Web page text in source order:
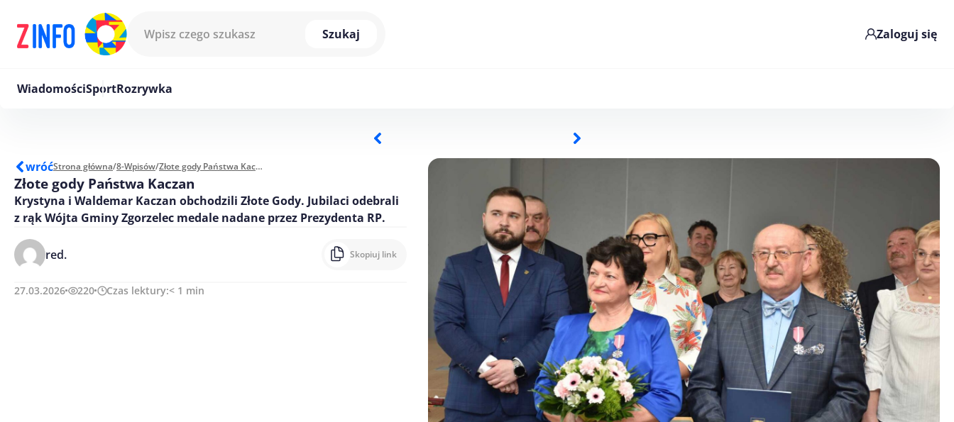
Szukaj
Zaloguj się
WiadomościSportRozrywka
wróćStrona główna/8-Wpisów/ Złote gody Państwa Kaczan
Złote gody Państwa Kaczan
Krystyna i Waldemar Kaczan obchodzili Złote Gody. Jubilaci odebrali
z rąk Wójta Gminy Zgorzelec medale nadane przez Prezydenta RP.
red. Skopiuj link
27.03.2026 220 Czas lektury:< 1 min